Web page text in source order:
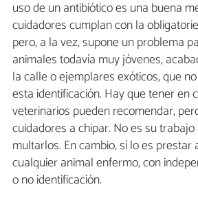
uso de un antibiótico es una buena
cuidadores cumplan con la
pero, a la vez, supone un problema
animales todavía muy jóvenes,
la calle o ejemplares exóticos, que
esta identificación. Hay que tener en
veterinarios pueden recomendar,
cuidadores a chipar. No es su
multarlos. En cambio, sí lo es prestar
cualquier animal enfermo, con
o no identificación.